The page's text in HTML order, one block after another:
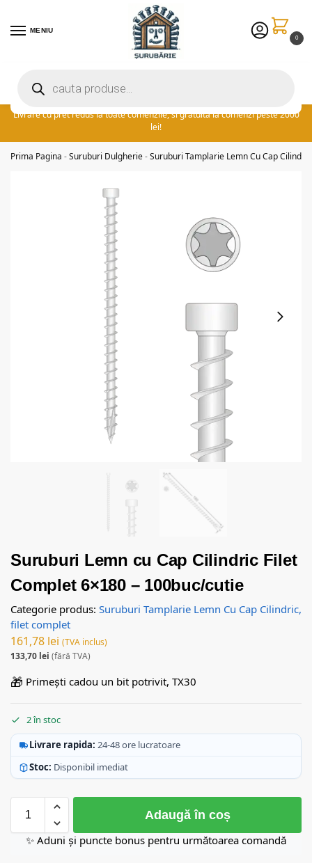
MENIU
0
reducere la comenzile peste 300 lei! adauga cuponul ‘FIDSUR’ la
Livrare cu pret redus la toate comenzile, si gratuita la comenzi peste 2000
lei!
Prima Pagina - Suruburi Dulgherie - Suruburi Tamplarie Lemn Cu Cap
Suruburi Lemn cu Cap Cilindric Filet
Complet 6×180 – 100buc/cutie
Categorie produs: Suruburi Tamplarie Lemn Cu Cap Cilindric,
filet complet
161,78 lei (TVA inclus)
133,70 lei (fără TVA)
🎁 Primești cadou un bit potrivit, TX30
2 în stoc
Livrare rapida: 24-48 ore lucratoare
Stoc: Disponibil imediat
Adaugă în coș
✨ Aduni și puncte bonus pentru următoarea comandă